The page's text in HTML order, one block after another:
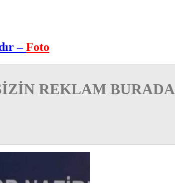
–Foto
REKLAM BURADA